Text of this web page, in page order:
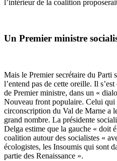
l’intérieur de la coalition
Un Premier ministre
Mais le Premier secrétaire du Parti
l’entend pas de cette oreille. Il
de Premier ministre, dans un «
Nouveau front populaire. Celui qui
circonscription du Val de Marne a
grand nombre. La présidente
Delga estime que la gauche « doit
coalition autour des socialistes «
écologistes, les Insoumis qui sont
partie des Renaissance ».